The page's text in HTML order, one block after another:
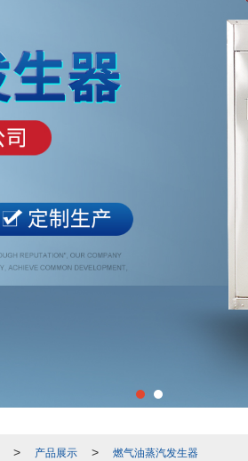
> 产品展示 > 燃气油蒸汽发生器